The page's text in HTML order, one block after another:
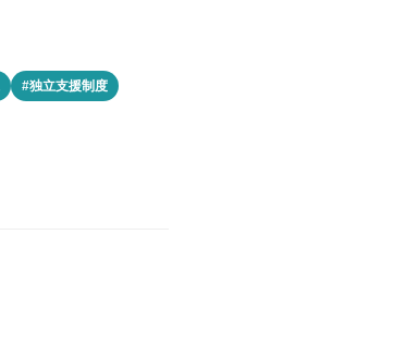
#独立支援制度